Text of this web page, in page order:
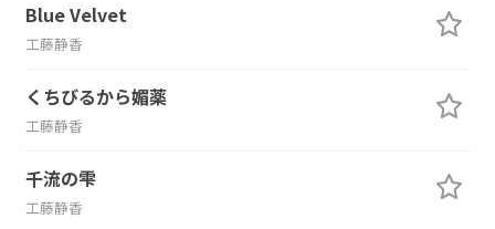
Blue Velvet
工藤静香
くちびるから媚薬
工藤静香
千流の雫
工藤静香